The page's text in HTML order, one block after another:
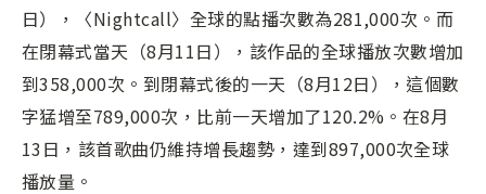
日），〈Nightcall〉全球的點播次數為281,000次。而
在閉幕式當天（8月11日），該作品的全球播放次數增加
到358,000次。到閉幕式後的一天（8月12日），這個數
字猛增至789,000次，比前一天增加了120.2%。在8月
13日，該首歌曲仍維持增長趨勢，達到897,000次全球
播放量。